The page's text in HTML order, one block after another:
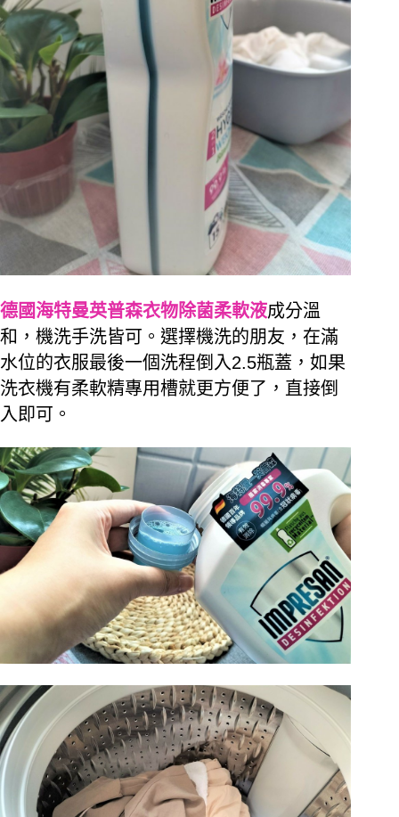
德國海特曼英普森衣物除菌柔軟液成分溫
和，機洗手洗皆可。選擇機洗的朋友，在滿
水位的衣服最後一個洗程倒入2.5瓶蓋，如果
洗衣機有柔軟精專用槽就更方便了，直接倒
入即可。